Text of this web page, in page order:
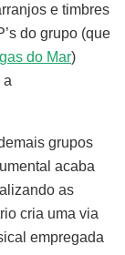
e timbres
do grupo (que
do Mar)
a
grupos
acaba
as
cria uma via
empregada